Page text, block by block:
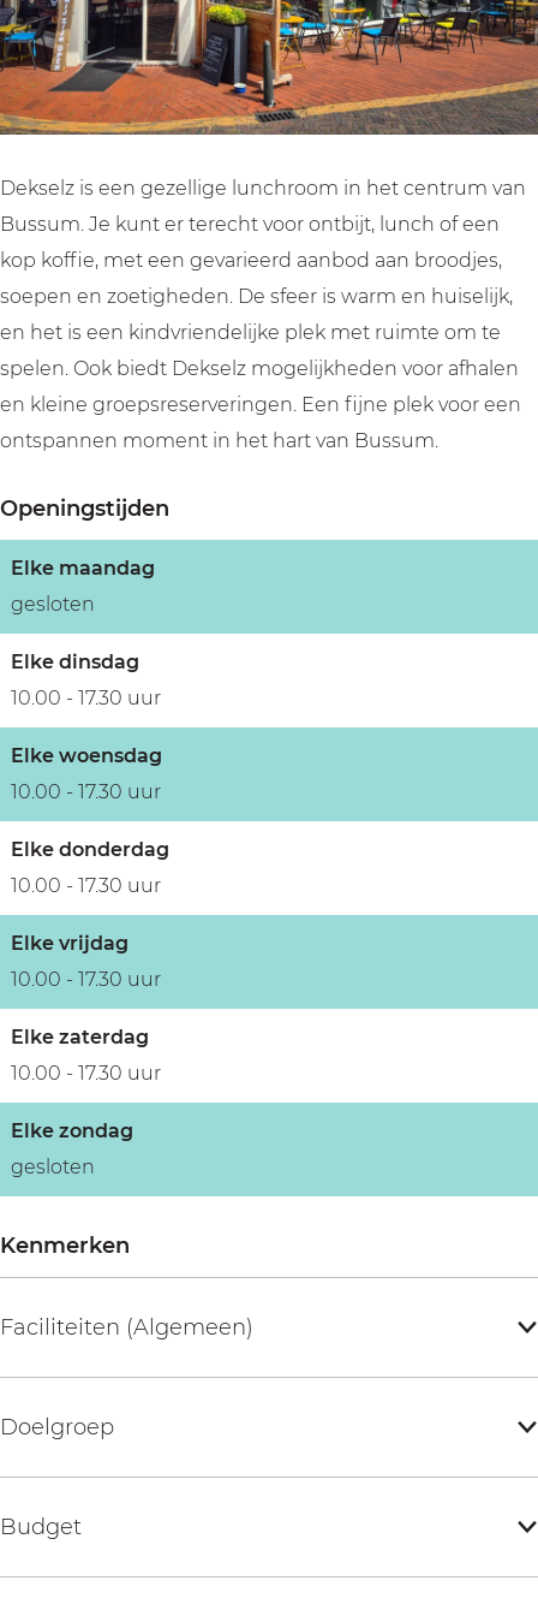
Dekselz is een gezellige lunchroom in het centrum van
Bussum. Je kunt er terecht voor ontbijt, lunch of een
kop koffie, met een gevarieerd aanbod aan broodjes,
soepen en zoetigheden. De sfeer is warm en huiselijk,
en het is een kindvriendelijke plek met ruimte om te
spelen. Ook biedt Dekselz mogelijkheden voor afhalen
en kleine groepsreserveringen. Een fijne plek voor een
ontspannen moment in het hart van Bussum.
Openingstijden
Elke maandag
gesloten
Elke dinsdag
10.00 - 17.30 uur
Elke woensdag
10.00 - 17.30 uur
Elke donderdag
10.00 - 17.30 uur
Elke vrijdag
10.00 - 17.30 uur
Elke zaterdag
10.00 - 17.30 uur
Elke zondag
gesloten
Kenmerken
Faciliteiten (Algemeen)
Doelgroep
Budget